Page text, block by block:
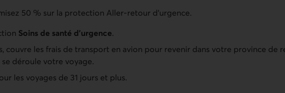
50 % sur la protection Aller-retour d’urgence.
Soins de santé d’urgence.
couvre les frais de transport en avion pour revenir dans votre province de
déroule votre voyage.
les voyages de 31 jours et plus.